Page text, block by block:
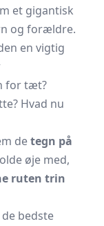
et gigantisk
og forældre.
en vigtig
for tæt?
Hvad nu
detegn på
øje med,
ruten trin
bedste